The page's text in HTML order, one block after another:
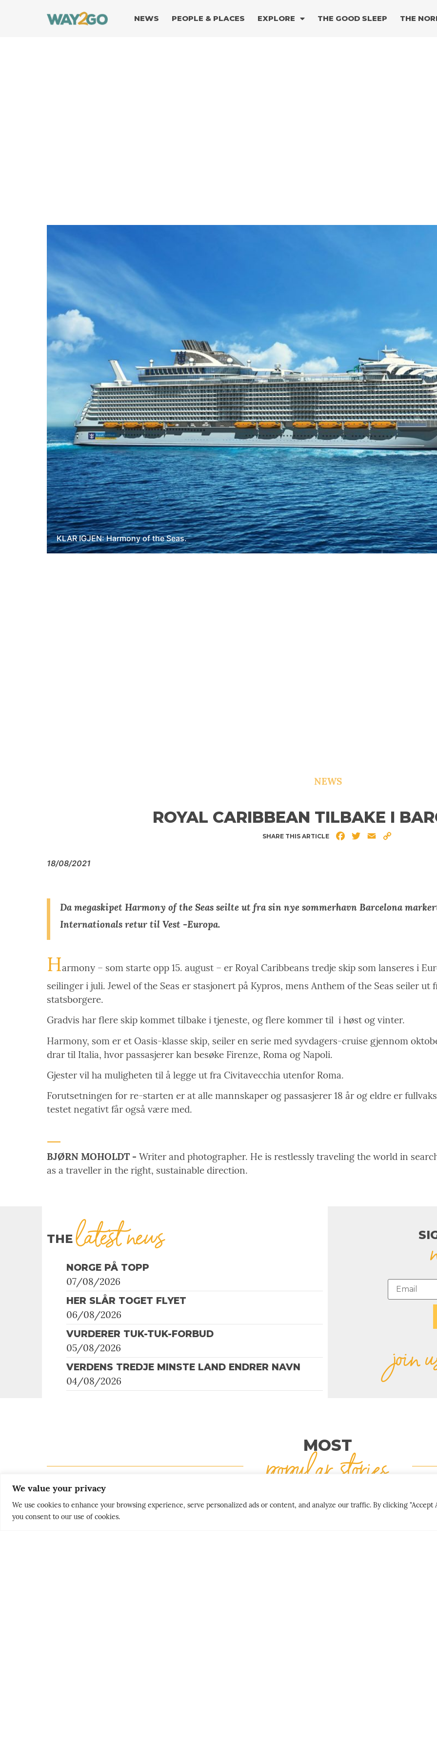
We value your privacy
We use cookies to enhance your browsing experience, serve personalized ads or content, and analyze our traffic. By clicking "Accept
you consent to our use of cookies.
NEWS PEOPLE & PLACES EXPLORE THE GOOD SLEEP THE
KLAR IGJEN: Harmony of the Seas.
NEWS
ROYAL CARIBBEAN TILBAKE I
SHARE THIS ARTICLE FacebookTwitterEmail
18/08/2021
Da megaskipet Harmony of the Seas seilte ut fra sin nye sommerhavn Barcelona
Internationals retur til Vest -Europa.
Harmony – som starte opp 15. august – er Royal Caribbeans tredje skip som lanseres i
seilinger i juli. Jewel of the Seas er stasjonert på Kypros, mens Anthem of the Seas seiler
statsborgere.
Gradvis har flere skip kommet tilbake i tjeneste, og flere kommer til i høst og vinter.
Harmony, som er et Oasis-klasse skip, seiler en serie med syvdagers-cruise gjennom
drar til Italia, hvor passasjerer kan besøke Firenze, Roma og Napoli.
Gjester vil ha muligheten til å legge ut fra Civitavecchia utenfor Roma.
Forutsetningen for re-starten er at alle mannskaper og passasjerer 18 år og eldre er
testet negativt får også være med.
BJØRN MOHOLDT - Writer and photographer. He is restlessly traveling the world in
as a traveller in the right, sustainable direction.
THElatest news
NORGE PÅ TOPP
07/08/2026
HER SLÅR TOGET FLYET
06/08/2026
VURDERER TUK-TUK-FORBUD
05/08/2026
VERDENS TREDJE MINSTE LAND ENDRER NAVN
04/08/2026
join
MOST
popular stories